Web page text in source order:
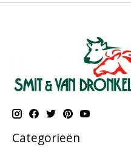
Categorieën